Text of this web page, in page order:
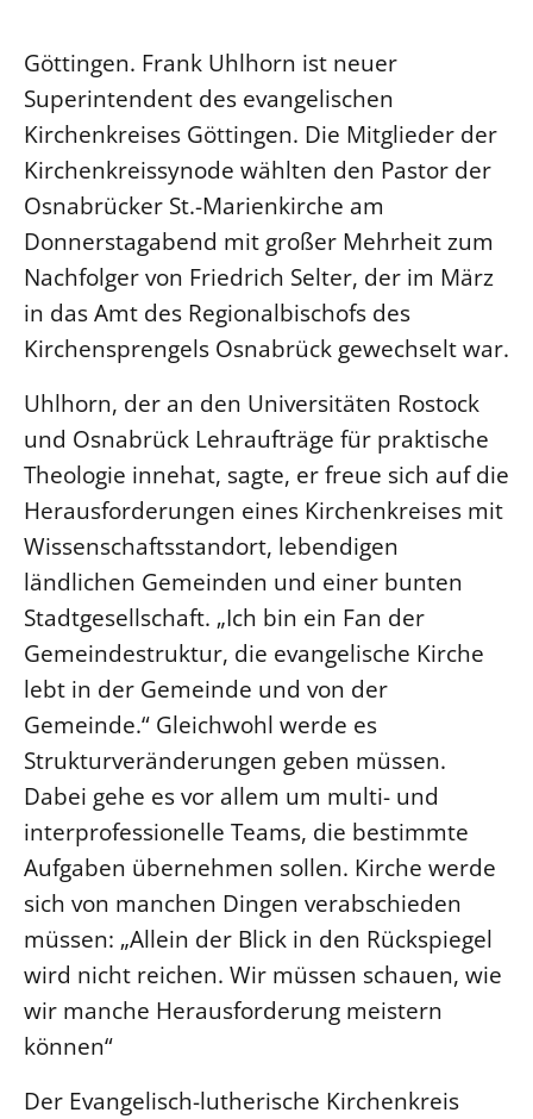
Göttingen. Frank Uhlhorn ist neuer
Superintendent des evangelischen
Kirchenkreises Göttingen. Die Mitglieder der
Kirchenkreissynode wählten den Pastor der
Osnabrücker St.-Marienkirche am
Donnerstagabend mit großer Mehrheit zum
Nachfolger von Friedrich Selter, der im März
in das Amt des Regionalbischofs des
Kirchensprengels Osnabrück gewechselt war.
Uhlhorn, der an den Universitäten Rostock
und Osnabrück Lehraufträge für praktische
Theologie innehat, sagte, er freue sich auf die
Herausforderungen eines Kirchenkreises mit
Wissenschaftsstandort, lebendigen
ländlichen Gemeinden und einer bunten
Stadtgesellschaft. „Ich bin ein Fan der
Gemeindestruktur, die evangelische Kirche
lebt in der Gemeinde und von der
Gemeinde.“ Gleichwohl werde es
Strukturveränderungen geben müssen.
Dabei gehe es vor allem um multi- und
interprofessionelle Teams, die bestimmte
Aufgaben übernehmen sollen. Kirche werde
sich von manchen Dingen verabschieden
müssen: „Allein der Blick in den Rückspiegel
wird nicht reichen. Wir müssen schauen, wie
wir manche Herausforderung meistern
können“
Der Evangelisch-lutherische Kirchenkreis
Personalausschuss
LANDESKIRCHENAMT
Willkommen
Kollegium
Abteilungen des Landeskirchenamts
Rechnungsprüfungsamt
Fachstelle Sexualisierte Gewalt
Beschwerdestellen
Kirchenämter
Gleichstellung
Datenschutz
Geschäftsstelle Landessynode
LANDESSYNODE
27. Landessynode
Kontakt
Hintergrund
MITARBEIT
Ehrenamt
Beruf
Freie Stellen
BIBLIOTHEK & ARCHIV
Älterwerden im Pfarrberuf
Beschwerdestellen
Lutherische Kirche
Glaubensbekenntnis
Positionen
Ökumene
Religionen
KLIMASCHUTZ
Nachhaltigkeit
Erneuerbare Energien
Mobilität
Naturschutz
Gebäude
Datenschutz
Kontakt
Barrierefreiheit
Presse
Freie Stellen
Service für Gemeinden
Suche